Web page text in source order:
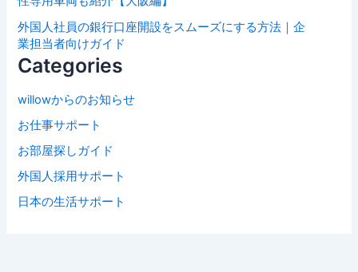
外国人社員の銀行口座開設をスムーズにする方法｜企
業担当者向けガイド
Categories
willowからのお知らせ
お仕事サポート
お部屋探しガイド
外国人採用サポート
日本の生活サポート